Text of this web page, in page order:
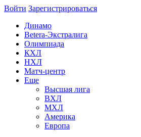
Войти Зарегиcтрироваться
Динамо
Betera-Экстралига
Олимпиада
КХЛ
НХЛ
Матч-центр
Еще
Высшая лига
ВХЛ
МХЛ
Америка
Европа